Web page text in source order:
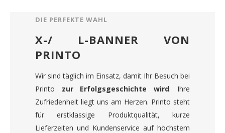
DIE PERFEKTE WAHL
X-/ L-BANNER VON
PRINTO
Wir sind täglich im Einsatz, damit Ihr Besuch bei
Printo zur Erfolgsgeschichte wird. Ihre
Zufriedenheit liegt uns am Herzen. Printo steht
für erstklassige Produktqualität, kurze
Lieferzeiten und Kundenservice auf höchstem